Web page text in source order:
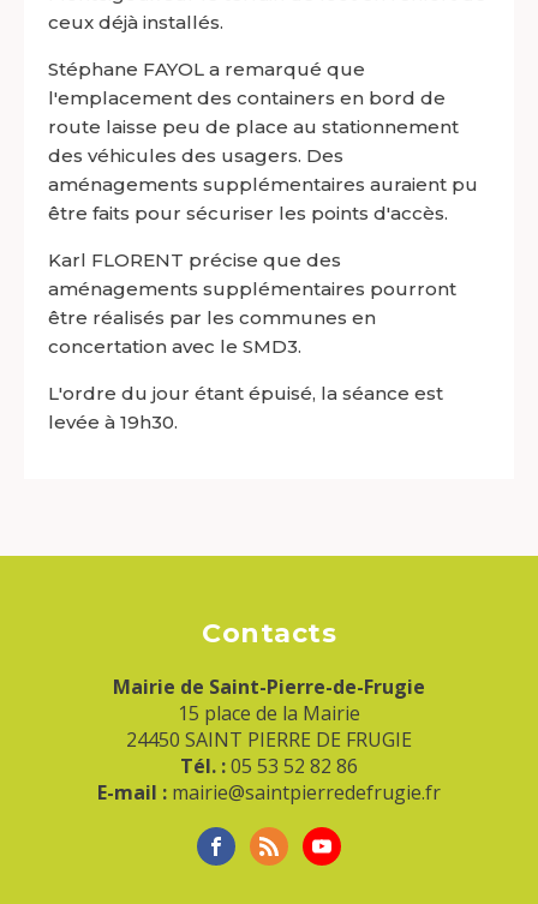
ceux déjà installés.
Stéphane FAYOL a remarqué que
l'emplacement des containers en bord de
route laisse peu de place au stationnement
des véhicules des usagers. Des
aménagements supplémentaires auraient pu
être faits pour sécuriser les points d'accès.
Karl FLORENT précise que des
aménagements supplémentaires pourront
être réalisés par les communes en
concertation avec le SMD3.
L'ordre du jour étant épuisé, la séance est
levée à 19h30.
Contacts
Mairie de Saint-Pierre-de-Frugie
15 place de la Mairie
24450 SAINT PIERRE DE FRUGIE
Tél. :05 53 52 82 86
E-mail : mairie@saintpierredefrugie.fr